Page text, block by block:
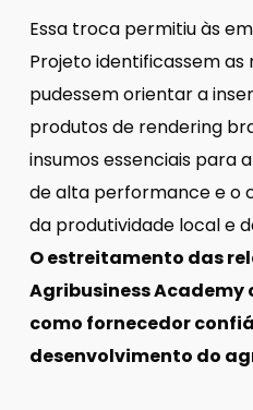
Essa troca permitiu às
Projeto identificassem as
pudessem orientar a
produtos de rendering
insumos essenciais para
de alta performance e o
da produtividade local e
O estreitamento das
Agribusiness Academy
como fornecedor
desenvolvimento do